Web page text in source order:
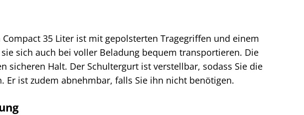
Compact 35 Liter ist mit gepolsterten Tragegriffen und einem
sich auch bei voller Beladung bequem transportieren. Die
Halt. Der Schultergurt ist verstellbar, sodass Sie die
Er ist zudem abnehmbar, falls Sie ihn nicht benötigen.